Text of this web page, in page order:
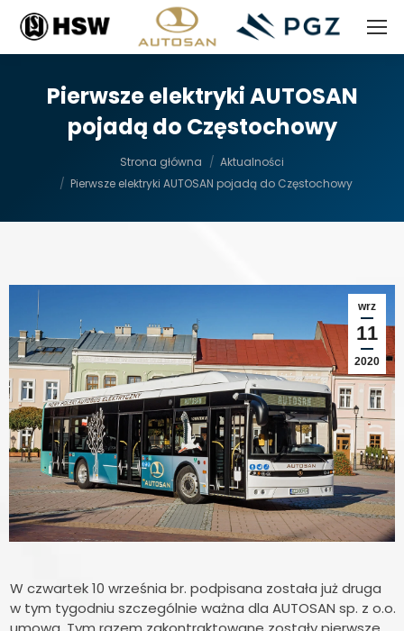
Pierwsze elektryki AUTOSAN
pojadą do Częstochowy
Strona główna
Aktualności
Pierwsze elektryki AUTOSAN pojadą do Częstochowy
wrz
11
2020
W czwartek 10 września br. podpisana została już druga
w tym tygodniu szczególnie ważna dla AUTOSAN sp. z o.o.